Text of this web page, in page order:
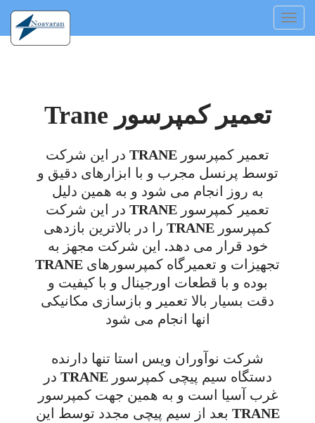
Toggle
تعمیر کمپرسور Trane
تعمیر کمپرسور TRANE در این شرکت
توسط پرنسل مجرب و با ابزارهای دقیق و
به روز انجام می شود و به همین دلیل
تعمیر کمپرسور TRANE در این شرکت
کمپرسور TRANE را در بالاترین بازدهی
خود قرار می دهد. این شرکت مجهز به
تجهیزات و تعمیرگاه کمپرسورهای TRANE
بوده و با قطعات اورجینال و با کیفیت و
دقت بسیار بالا تعمیر و بازسازی مکانیکی
انها انجام می شود
شرکت نوآوران ویس استا تنها دارنده
دستگاه سیم پیچی کمپرسور TRANE در
غرب آسیا است و به همین جهت کمپرسور
TRANE بعد از سیم پیچی مجدد توسط این